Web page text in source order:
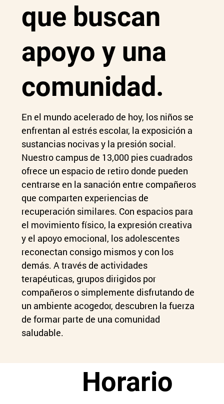
que buscan
apoyo y una
comunidad.
En el mundo acelerado de hoy, los niños se
enfrentan al estrés escolar, la exposición a
sustancias nocivas y la presión social.
Nuestro campus de 13,000 pies cuadrados
ofrece un espacio de retiro donde pueden
centrarse en la sanación entre compañeros
que comparten experiencias de
recuperación similares. Con espacios para
el movimiento físico, la expresión creativa
y el apoyo emocional, los adolescentes
reconectan consigo mismos y con los
demás. A través de actividades
terapéuticas, grupos dirigidos por
compañeros o simplemente disfrutando de
un ambiente acogedor, descubren la fuerza
de formar parte de una comunidad
saludable.
Horario